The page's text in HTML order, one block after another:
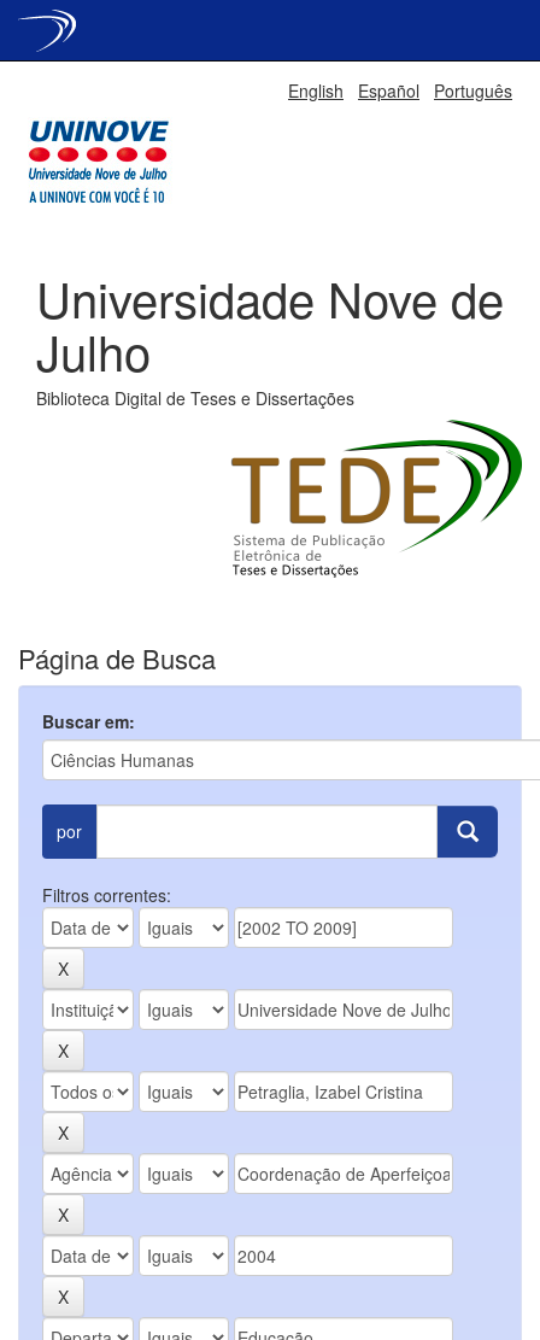
English Español Português
Universidade Nove de
Julho
Biblioteca Digital de Teses e Dissertações
Página de Busca
Buscar em:
por
Filtros correntes: